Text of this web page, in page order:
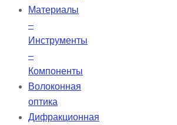
Материалы
–
Инструменты
–
Компоненты
Волоконная
оптика
Дифракционная